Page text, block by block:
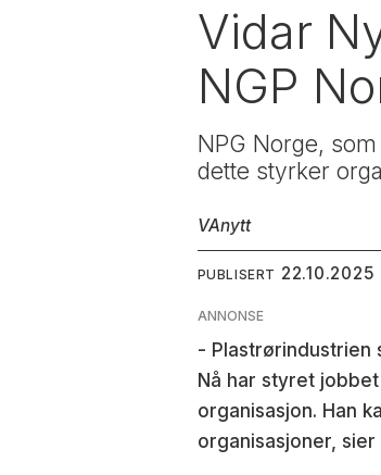
Vidar
NGP
NPG Norge,
dette styrker
VAnytt
PUBLISERT
ANNONSE
- Plastrørindustrien
Nå har styret
organisasjon. Han
organisasjoner,